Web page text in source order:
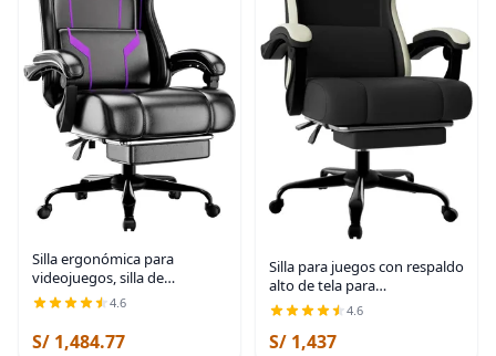
Silla ergonómica para
videojuegos, silla de
videojuegos con cojín de
reposapiés, silla de
4.6
S/ 1,484.77
Silla para juegos con respaldo
alto de tela para
computadora con cojín de
resorte con bolsillos y
reposapiés, silla de juego de
4.6
S/ 1,437